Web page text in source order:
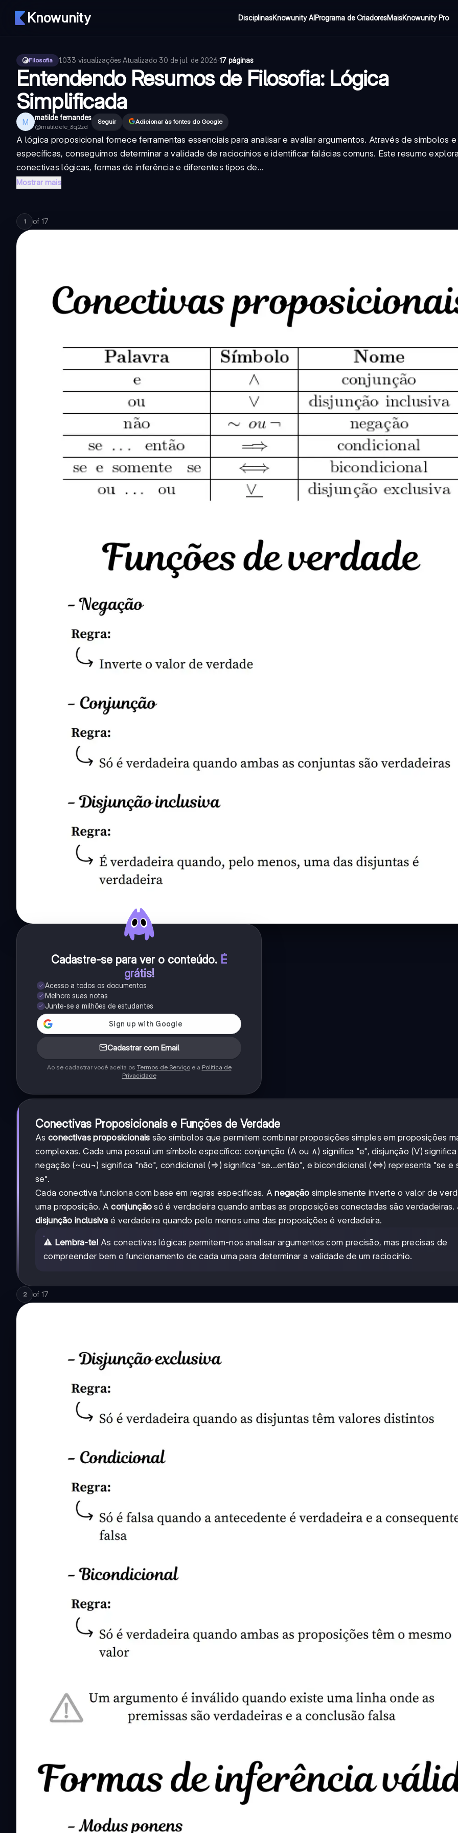
Knowunity DisciplinasKnowunity AIPrograma de CriadoresMaisKnowunity Pro
Filosofia 1.033 visualizações·Atualizado 30 de jul. de 2026·17 páginas
Entendendo Resumos de Filosofia: Lógica
Simplificada
M matilde fernandes
@matildefe_3q2zd
Seguir Adicionar às fontes do Google
A lógica proposicional fornece ferramentas essenciais para analisar e avaliar argumentos. Através de símbolos
específicas, conseguimos determinar a validade de raciocínios e identificar falácias comuns. Este resumo
conectivas lógicas, formas de inferência e diferentes tipos de...
Mostrar mais
1 of 17
Cadastre-se para ver o conteúdo. É
grátis!
Acesso a todos os documentos
Melhore suas notas
Junte-se a milhões de estudantes
Cadastrar com Email
Ao se cadastrar você aceita os Termos de Serviçoe a Política de
Privacidade
Conectivas Proposicionais e Funções de Verdade
As conectivas proposicionais são símbolos que permitem combinar proposições simples em proposições
complexas. Cada uma possui um símbolo específico: conjunção (A ou ∧) significa "e", disjunção (V)
negação (~ou¬) significa "não", condicional (⇒) significa "se...então", e bicondicional (⇔) representa "se e
se".
Cada conectiva funciona com base em regras específicas. Anegação simplesmente inverte o valor de
uma proposição. Aconjunção só é verdadeira quando ambas as proposições conectadas são verdadeiras.
disjunção inclusiva é verdadeira quando pelo menos uma das proposições é verdadeira.
⚠️ Lembra-te! As conectivas lógicas permitem-nos analisar argumentos com precisão, mas precisas de
compreender bem o funcionamento de cada uma para determinar a validade de um raciocínio.
2 of 17